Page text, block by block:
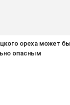
ореха может
опасным